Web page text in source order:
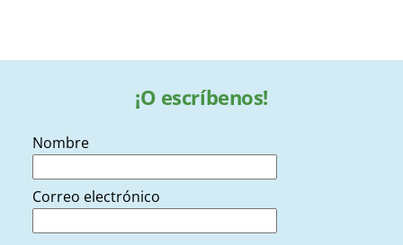
¡O escríbenos!
Nombre
Correo electrónico